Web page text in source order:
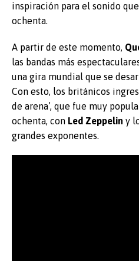
inspiración para el sonido
ochenta.
A partir de este momento,
las bandas más
una gira mundial que se
Con esto, los británicos
de arena’, que fue muy
ochenta, con Led Zeppelin y
grandes exponentes.